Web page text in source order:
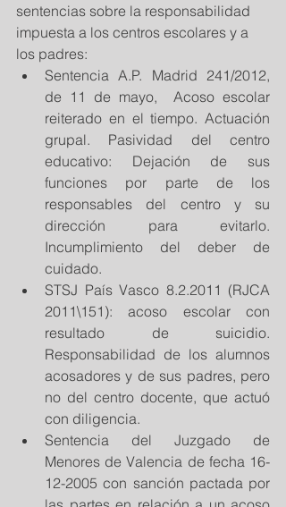
sentencias sobre la responsabilidad
impuesta a los centros escolares y a
los padres:
Sentencia A.P. Madrid 241/2012,
de 11 de mayo,  Acoso escolar
reiterado en el tiempo. Actuación
grupal. Pasividad del centro
educativo: Dejación de sus
funciones por parte de los
responsables del centro y su
dirección para evitarlo.
Incumplimiento del deber de
cuidado.
STSJ País Vasco 8.2.2011 (RJCA
2011\151): acoso escolar con
resultado de suicidio.
Responsabilidad de los alumnos
acosadores y de sus padres, pero
no del centro docente, que actuó
con diligencia.
Sentencia del Juzgado de
Menores de Valencia de fecha 16-
12-2005 con sanción pactada por